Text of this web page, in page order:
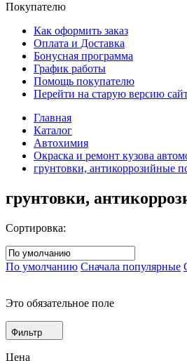
Покупателю
Как оформить заказ
Оплата и Доставка
Бонусная программа
График работы
Помощь покупателю
Перейти на старую версию
Главная
Каталог
Автохимия
Окраска и ремонт кузова
грунтовки, антикоррозийные
грунтовки,
Сортировка:
По умолчанию Сначала популярные
Это обязательное поле
Фильтр
Цена